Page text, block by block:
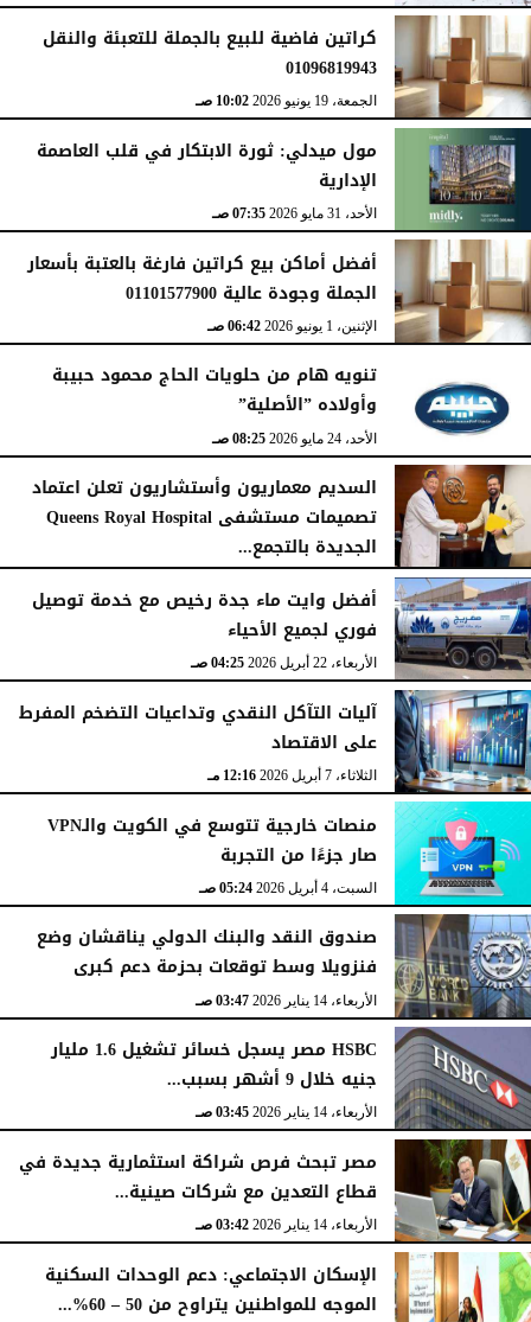
كراتين فاضية للبيع بالجملة للتعبئة والنقل
01096819943
الجمعة، 19 يونيو 2026 10:02 صـ
مول ميدلي: ثورة الابتكار في قلب العاصمة
الإدارية
الأحد، 31 مايو 2026 07:35 صـ
أفضل أماكن بيع كراتين فارغة بالعتبة بأسعار
الجملة وجودة عالية 01101577900
الإثنين، 1 يونيو 2026 06:42 صـ
تنويه هام من حلويات الحاج محمود حبيبة
وأولاده ”الأصلية”
الأحد، 24 مايو 2026 08:25 صـ
السديم معماريون وأستشاريون تعلن اعتماد
تصميمات مستشفى Queens Royal Hospital
الجديدة بالتجمع...
الأحد، 10 مايو 2026 08:40 صـ
أفضل وايت ماء جدة رخيص مع خدمة توصيل
فوري لجميع الأحياء
الأربعاء، 22 أبريل 2026 04:25 صـ
آليات التآكل النقدي وتداعيات التضخم المفرط
على الاقتصاد
الثلاثاء، 7 أبريل 2026 12:16 مـ
منصات خارجية تتوسع في الكويت والـVPN
صار جزءًا من التجربة
السبت، 4 أبريل 2026 05:24 صـ
صندوق النقد والبنك الدولي يناقشان وضع
فنزويلا وسط توقعات بحزمة دعم كبرى
الأربعاء، 14 يناير 2026 03:47 صـ
HSBC مصر يسجل خسائر تشغيل 1.6 مليار
جنيه خلال 9 أشهر بسبب...
الأربعاء، 14 يناير 2026 03:45 صـ
مصر تبحث فرص شراكة استثمارية جديدة في
قطاع التعدين مع شركات صينية...
الأربعاء، 14 يناير 2026 03:42 صـ
الإسكان الاجتماعي: دعم الوحدات السكنية
الموجه للمواطنين يتراوح من 50 – 60%...